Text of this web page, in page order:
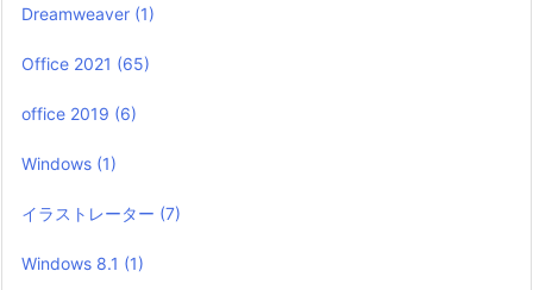
Dreamweaver (1)
Office 2021 (65)
office 2019 (6)
Windows (1)
イラストレーター (7)
Windows 8.1 (1)